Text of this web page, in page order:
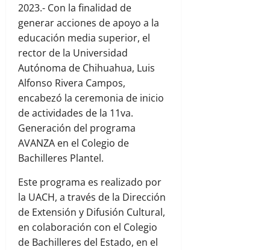
2023.- Con la finalidad de
generar acciones de apoyo a la
educación media superior, el
rector de la Universidad
Autónoma de Chihuahua, Luis
Alfonso Rivera Campos,
encabezó la ceremonia de inicio
de actividades de la 11va.
Generación del programa
AVANZA en el Colegio de
Bachilleres Plantel.
Este programa es realizado por
la UACH, a través de la Dirección
de Extensión y Difusión Cultural,
en colaboración con el Colegio
de Bachilleres del Estado, en el